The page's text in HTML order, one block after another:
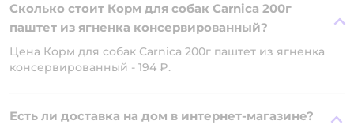
Сколько стоит Корм для собак Carnica 200г
паштет из ягненка консервированный?
Цена Корм для собак Carnica 200г паштет из ягненка
консервированный - 194 ₽.
Есть ли доставка на дом в интернет-магазине?